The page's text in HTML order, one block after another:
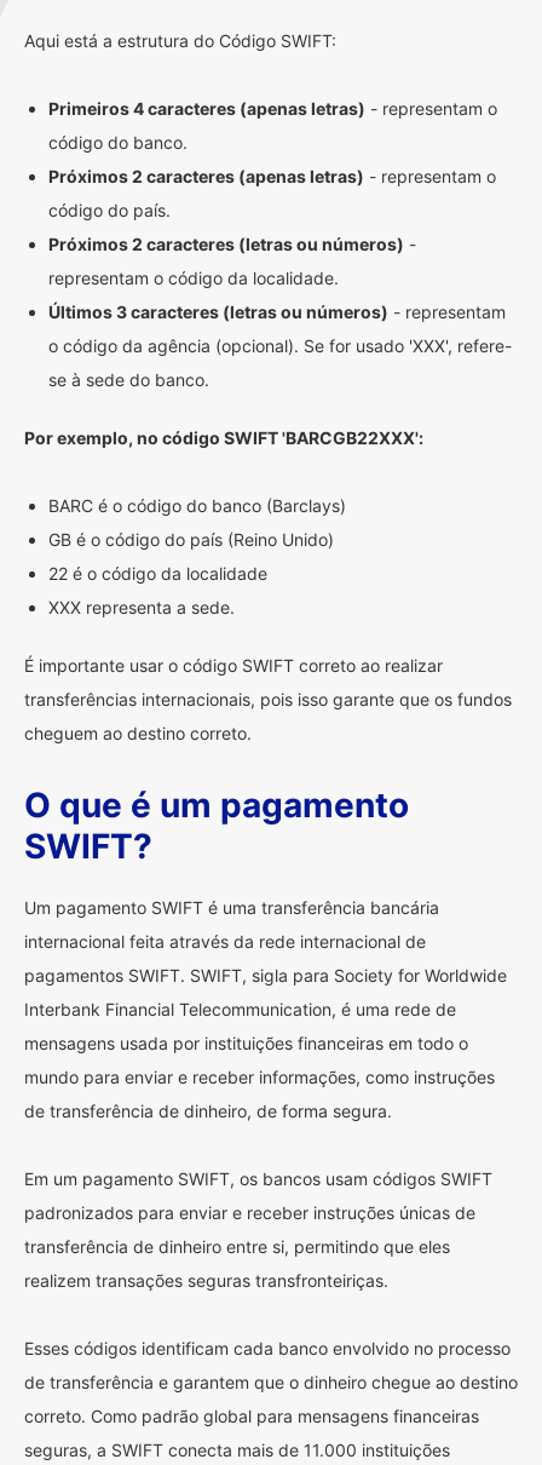
Aqui está a estrutura do Código SWIFT:
Primeiros 4 caracteres (apenas letras) - representam o
código do banco.
Próximos 2 caracteres (apenas letras) - representam o
código do país.
Próximos 2 caracteres (letras ou números) -
representam o código da localidade.
Últimos 3 caracteres (letras ou números) - representam
o código da agência (opcional). Se for usado 'XXX', refere-
se à sede do banco.
Por exemplo, no código SWIFT 'BARCGB22XXX':
BARC é o código do banco (Barclays)
GB é o código do país (Reino Unido)
22 é o código da localidade
XXX representa a sede.
É importante usar o código SWIFT correto ao realizar
transferências internacionais, pois isso garante que os fundos
cheguem ao destino correto.
O que é um pagamento
SWIFT?
Um pagamento SWIFT é uma transferência bancária
internacional feita através da rede internacional de
pagamentos SWIFT. SWIFT, sigla para Society for Worldwide
Interbank Financial Telecommunication, é uma rede de
mensagens usada por instituições financeiras em todo o
mundo para enviar e receber informações, como instruções
de transferência de dinheiro, de forma segura.
Em um pagamento SWIFT, os bancos usam códigos SWIFT
padronizados para enviar e receber instruções únicas de
transferência de dinheiro entre si, permitindo que eles
realizem transações seguras transfronteiriças.
Esses códigos identificam cada banco envolvido no processo
de transferência e garantem que o dinheiro chegue ao destino
correto. Como padrão global para mensagens financeiras
seguras, a SWIFT conecta mais de 11.000 instituições